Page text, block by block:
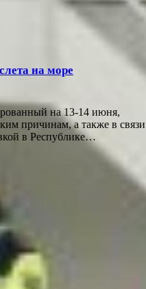
на море
на 13-14 июня,
причинам, а также в связи
в Республике…